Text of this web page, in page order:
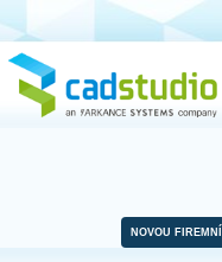
NOVOU